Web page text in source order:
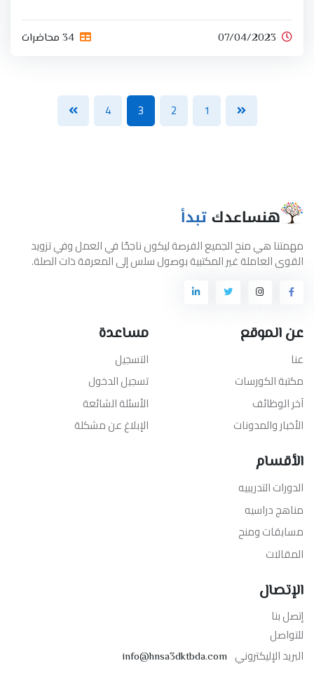
07/04/2023 34 محاضرات
1
2
3
4
مهمتنا هي منح الجميع الفرصة ليكون ناجحًا في العمل وفي تزويد
القوى العاملة غير المكتبية بوصول سلس إلى المعرفة ذات الصلة.
عن الموقع
عنا
مكتبة الكورسات
آخر الوظائف
الأخبار والمدونات
مساعدة
التسجيل
تسجيل الدخول
الأسئلة الشائعة
الإبلاغ عن مشكلة
الأقسام
الدورات التدريبيه
مناهج دراسيه
مسابقات ومنح
المقالات
الإتصال
إتصل بنا
للتواصل
البريد الإليكتروني info@hnsa3dktbda.com